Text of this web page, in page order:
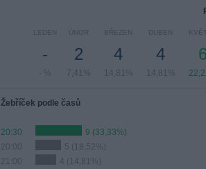
LEDEN
-
- %
ÚNOR
2
7,41%
BŘEZEN
4
14,81%
DUBEN
4
14,81%
6
Žebříček podle časů
20:30
9 (33,33%)
20:00
5 (18,52%)
21:00
4 (14,81%)